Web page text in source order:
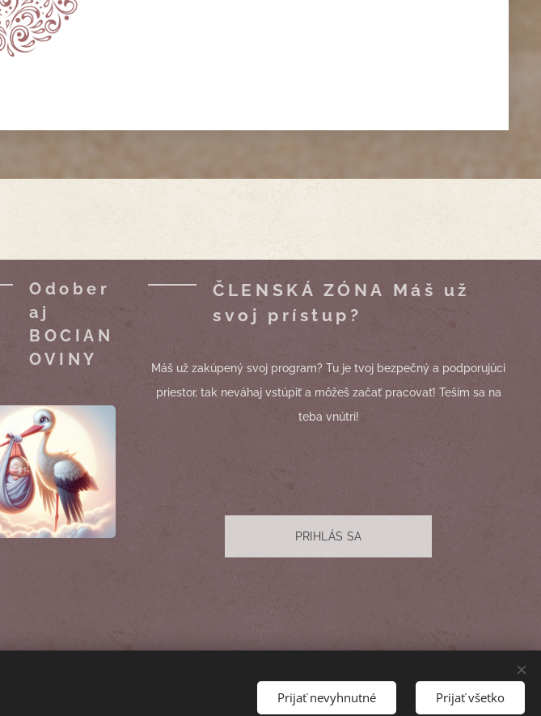
Odober
aj
BOCIAN
OVINY
ČLENSKÁ ZÓNA Máš už
svoj prístup?
Máš už zakúpený svoj program? Tu je tvoj bezpečný a podporujúci
priestor, tak neváhaj vstúpiť a môžeš začať pracovať! Teším sa na
teba vnútri!
PRIHLÁS SA
Prijať nevyhnutné Prijať všetko